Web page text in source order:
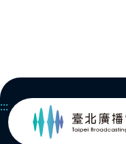
:::